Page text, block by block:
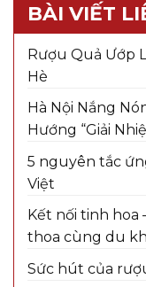
BÀI VIẾT
Rượu Quả Ướp
Hè
Hà Nội Nắng
Hướng “Giải
5 nguyên tắc
Việt
Kết nối tinh hoa
thoa cùng du
Sức hút của